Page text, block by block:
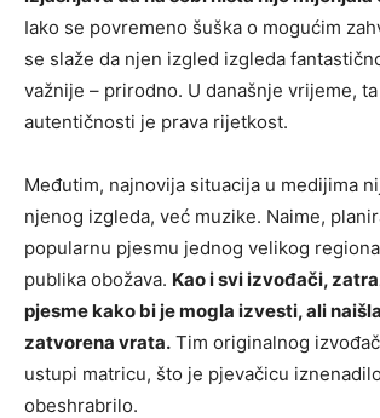
Iako se povremeno šuška o mogućim
se slaže da njen izgled izgleda
važnije – prirodno. U današnje vrijeme,
autentičnosti je prava rijetkost.
Međutim, najnovija situacija u medijima
njenog izgleda, već muzike. Naime,
popularnu pjesmu jednog velikog
publika obožava. Kao i svi izvođači,
pjesme kako bi je mogla izvesti, ali
zatvorena vrata. Tim originalnog
ustupi matricu, što je pjevačicu
obeshrabrilo.